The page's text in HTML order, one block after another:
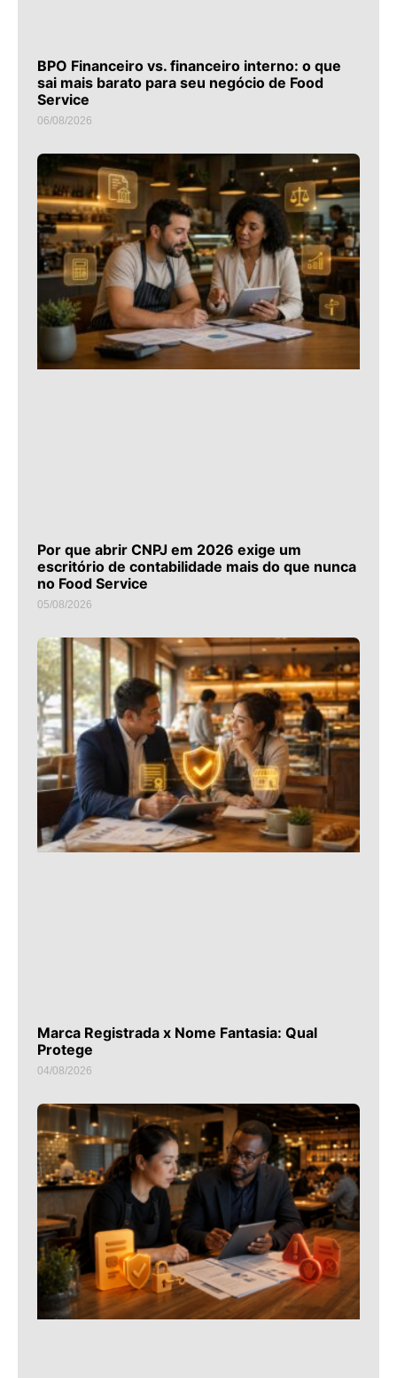
BPO Financeiro vs. financeiro interno: o que
sai mais barato para seu negócio de Food
Service
06/08/2026
Por que abrir CNPJ em 2026 exige um
escritório de contabilidade mais do que nunca
no Food Service
05/08/2026
Marca Registrada x Nome Fantasia: Qual
Protege
04/08/2026